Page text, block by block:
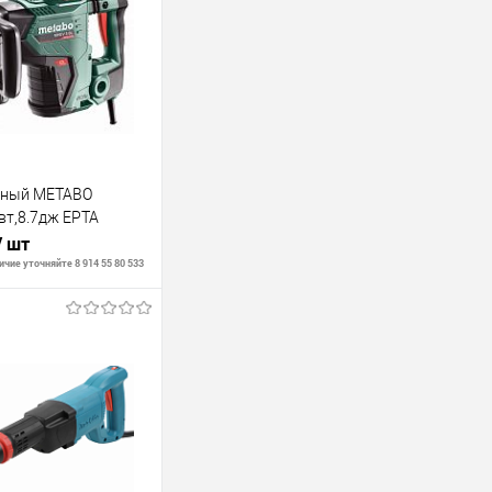
METABO
ЕРТА
шт
уточняйте 8 914 55 80 533
В наличии